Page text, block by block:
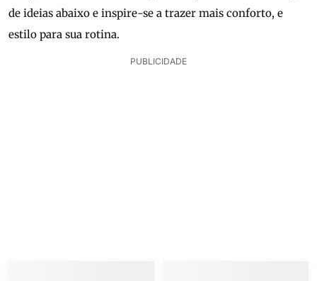
de ideias abaixo e inspire-se a trazer mais conforto, e
estilo para sua rotina.
PUBLICIDADE